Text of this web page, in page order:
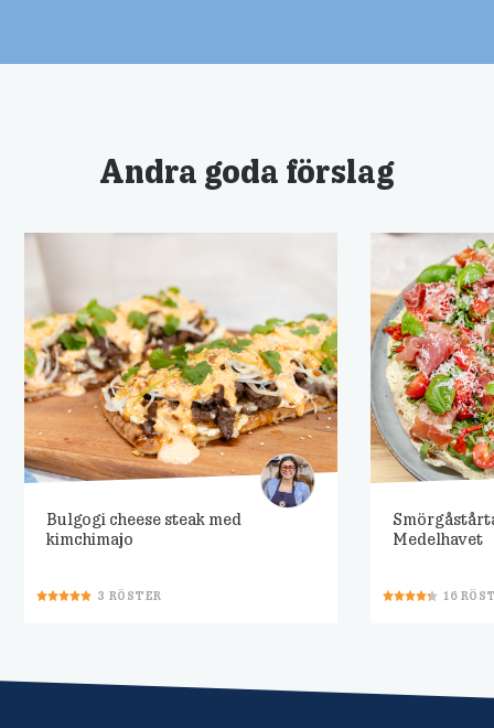
Andra goda förslag
Bulgogi cheese steak med
kimchimajo
3 RÖSTER
Medelhavet
16